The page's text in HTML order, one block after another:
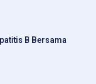
B Bersama